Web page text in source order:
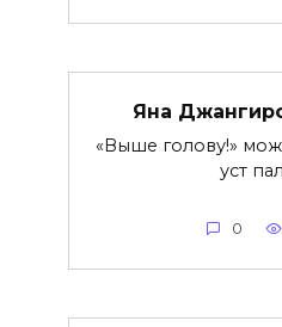
Яна
«Выше голову!»
уст
0